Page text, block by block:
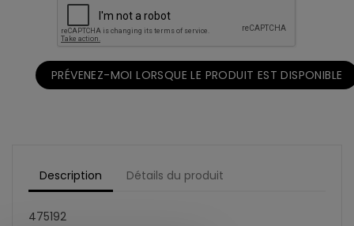
PRÉVENEZ-MOI LORSQUE LE PRODUIT EST DISPONIBLE
Description Détails du produit
475192